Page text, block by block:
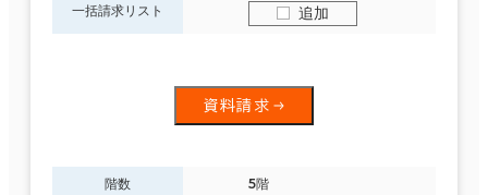
一括請求リスト 追加
資料請求
階数 5階